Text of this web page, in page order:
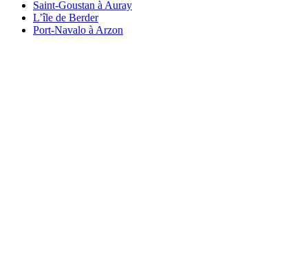
Saint-Goustan à Auray
L’île de Berder
Port-Navalo à Arzon